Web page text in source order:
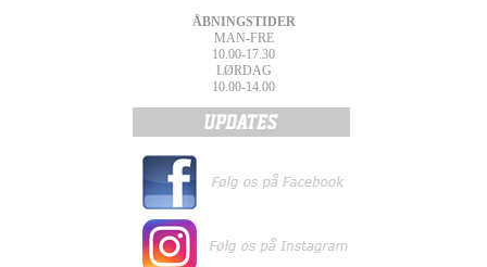
ÅBNINGSTIDER
MAN-FRE
10.00-17.30
LØRDAG
10.00-14.00